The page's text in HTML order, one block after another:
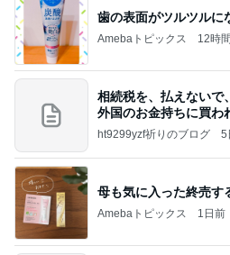
歯の表面がツルツルに
Amebaトピックス 12時
相続税を、払えないで
外国のお金持ちに買わ
すよ
ht9299yzf祈りのブログ 5
母も気に入った終売す
Amebaトピックス 1日前